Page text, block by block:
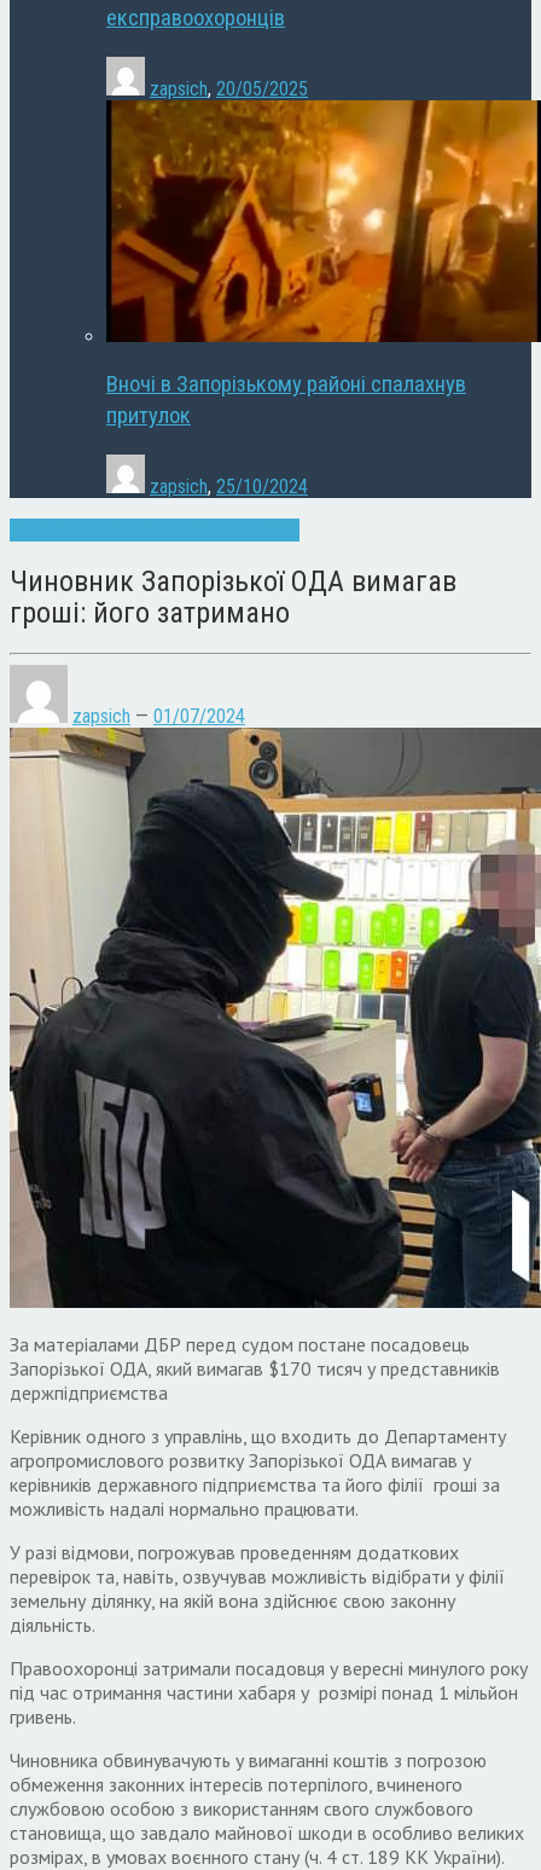
експравоохоронців
zapsich, 20/05/2025
Вночі в Запорізькому районі спалахнув
притулок
zapsich, 25/10/2024
Чиновник Запорізької ОДА вимагав
гроші: його затримано
zapsich — 01/07/2024
За матеріалами ДБР перед судом постане посадовець
Запорізької ОДА, який вимагав $170 тисяч у представників
держпідприємства
Керівник одного з управлінь, що входить до Департаменту
агропромислового розвитку Запорізької ОДА вимагав у
керівників державного підприємства та його філії гроші за
можливість надалі нормально працювати.
У разі відмови, погрожував проведенням додаткових
перевірок та, навіть, озвучував можливість відібрати у філії
земельну ділянку, на якій вона здійснює свою законну
діяльність.
Правоохоронці затримали посадовця у вересні минулого року
під час отримання частини хабаря у розмірі понад 1 мільйон
гривень.
Чиновника обвинувачують у вимаганні коштів з погрозою
обмеження законних інтересів потерпілого, вчиненого
службовою особою з використанням свого службового
становища, що завдало майнової шкоди в особливо великих
розмірах, в умовах воєнного стану (ч. 4 ст. 189 КК України).